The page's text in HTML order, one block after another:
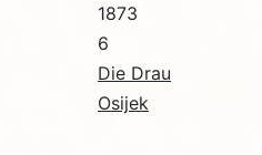
1873
6
Die Drau
Osijek